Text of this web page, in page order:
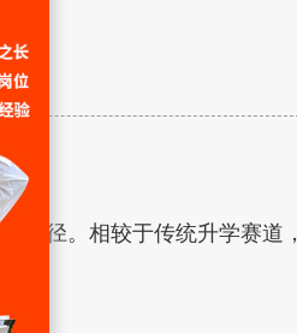
路径。相较于传统升学赛道，